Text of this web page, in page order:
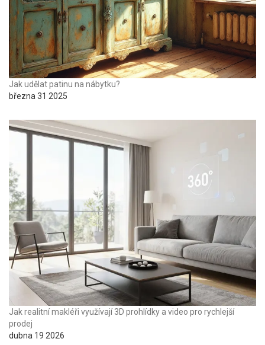
Jak udělat patinu na nábytku?
března 31 2025
Jak realitní makléři využívají 3D prohlídky a video pro rychlejší
prodej
dubna 19 2026